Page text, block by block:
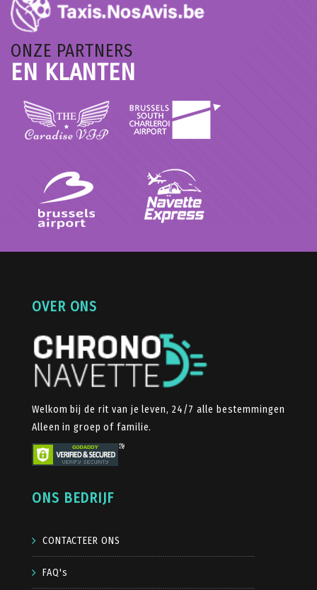
ONZE PARTNERS
EN KLANTEN
OVER ONS
Welkom bij de rit van je leven, 24/7 alle bestemmingen
Alleen in groep of familie.
ONS BEDRIJF
CONTACTEER ONS
FAQ's